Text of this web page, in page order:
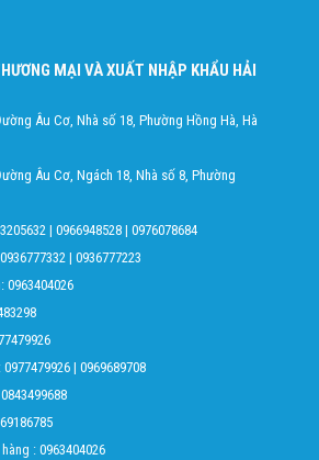
MẠI VÀ XUẤT NHẬP KHẨU HẢI
Âu Cơ, Nhà số 18, Phường Hồng Hà, Hà
Âu Cơ, Ngách 18, Nhà số 8, Phường
| 0966948528 | 0976078684
0936777332 | 0936777223
0963404026
0977479926 | 0969689708
0843499688
: 0963404026